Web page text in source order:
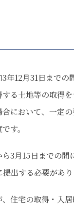
年12月31日まで
る土地等の取得
において、一定
す。
3月15日までの
出する必要があり
住宅の取得・入